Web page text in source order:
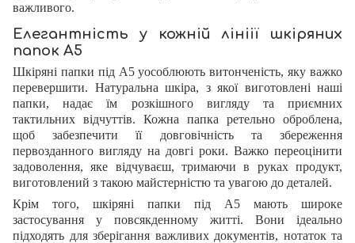
важливого.
Елегантність у кожній лініії шкіряних
папок А5
Шкіряні папки під А5 уособлюють витонченість, яку важко
перевершити. Натуральна шкіра, з якої виготовлені наші
папки, надає їм розкішного вигляду та приємних
тактильних відчуттів. Кожна папка ретельно оброблена,
щоб забезпечити її довговічність та збереження
первозданного вигляду на довгі роки. Важко переоцінити
задоволення, яке відчуваєш, тримаючи в руках продукт,
виготовлений з такою майстерністю та увагою до деталей.
Крім того, шкіряні папки під А5 мають широке
застосування у повсякденному житті. Вони ідеально
підходять для зберігання важливих документів, нотаток та